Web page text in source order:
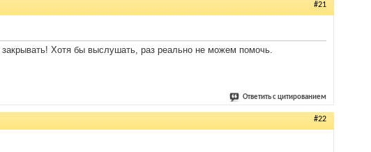
#21
Хотя бы выслушать, раз реально не можем помочь.
Ответить с цитированием
#22